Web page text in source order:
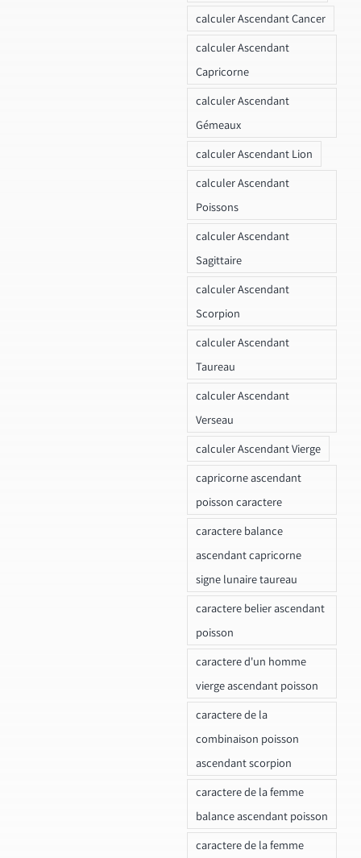
calculer Ascendant Cancer
calculer Ascendant
Capricorne
calculer Ascendant
Gémeaux
calculer Ascendant Lion
calculer Ascendant
Poissons
calculer Ascendant
Sagittaire
calculer Ascendant
Scorpion
calculer Ascendant
Taureau
calculer Ascendant
Verseau
calculer Ascendant Vierge
capricorne ascendant
poisson caractere
caractere balance
ascendant capricorne
signe lunaire taureau
caractere belier ascendant
poisson
caractere d'un homme
vierge ascendant poisson
caractere de la
combinaison poisson
ascendant scorpion
caractere de la femme
balance ascendant poisson
caractere de la femme